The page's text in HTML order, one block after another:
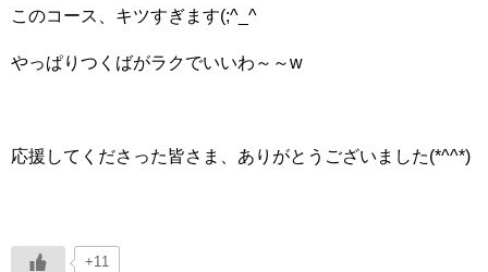
このコース、キツすぎます(;^_^
やっぱりつくばがラクでいいわ～～w
応援してくださった皆さま、ありがとうございました(*^^*)
+11